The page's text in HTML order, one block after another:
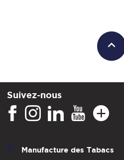
Suivez-nous
Manufacture des Tabacs